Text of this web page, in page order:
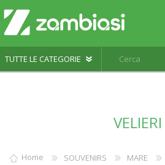
VELIERI
Home SOUVENIRS MARE